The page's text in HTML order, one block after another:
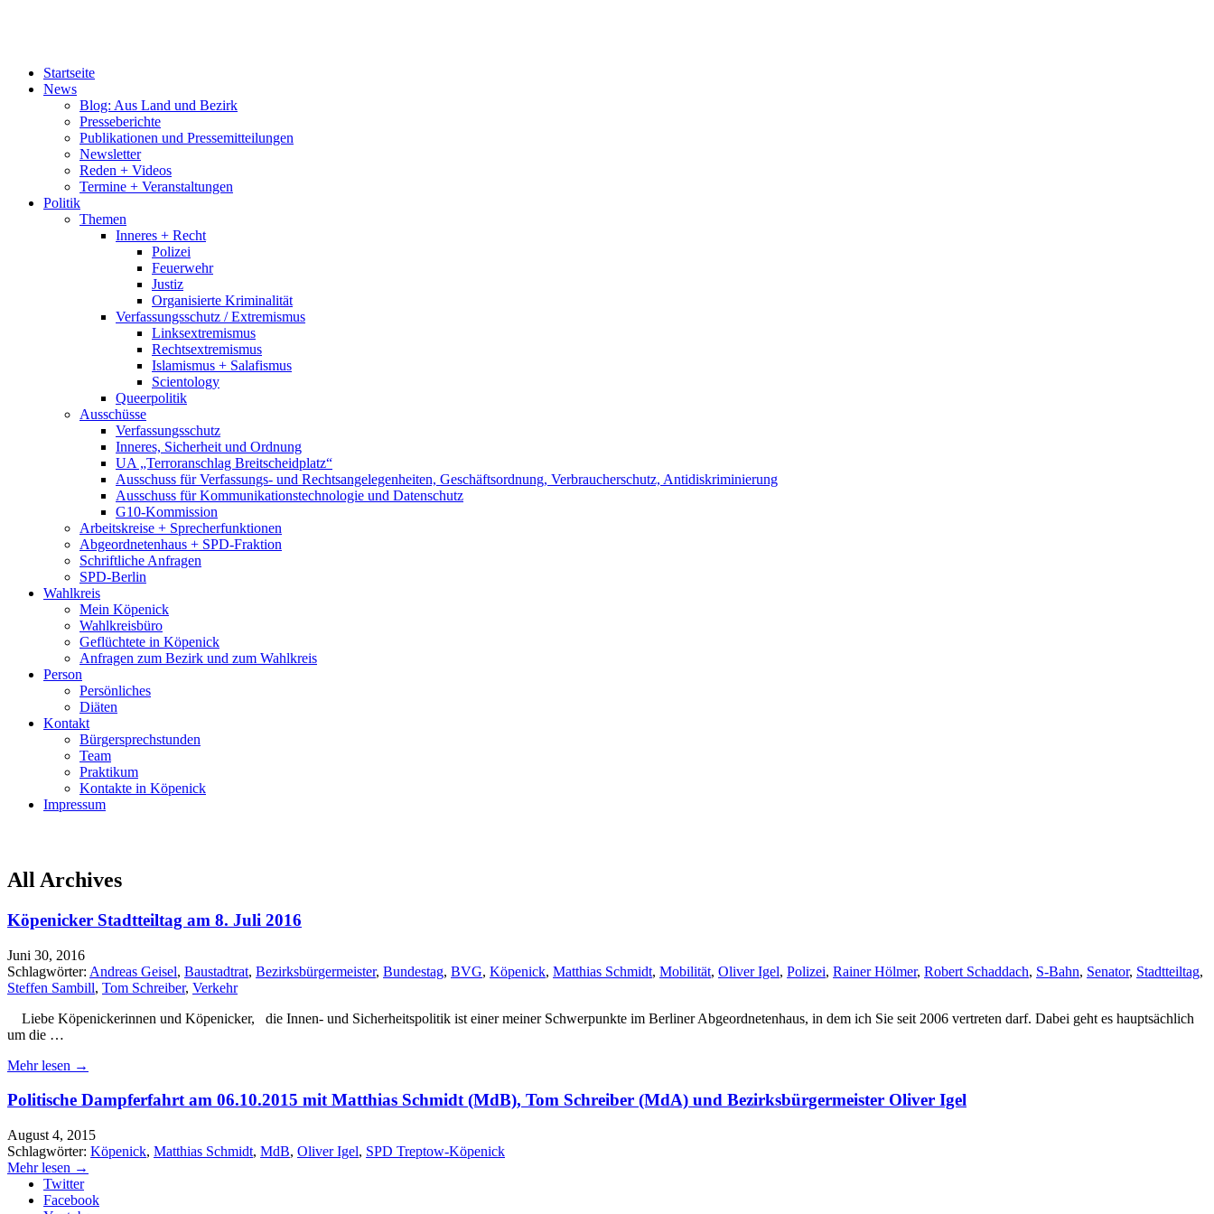
Startseite
News
Blog: Aus Land und Bezirk
Presseberichte
Publikationen und Pressemitteilungen
Newsletter
Reden + Videos
Termine + Veranstaltungen
Politik
Themen
Inneres + Recht
Polizei
Feuerwehr
Justiz
Organisierte Kriminalität
Verfassungsschutz / Extremismus
Linksextremismus
Rechtsextremismus
Islamismus + Salafismus
Scientology
Queerpolitik
Ausschüsse
Verfassungsschutz
Inneres, Sicherheit und Ordnung
UA „Terroranschlag Breitscheidplatz“
Ausschuss für Verfassungs- und Rechtsangelegenheiten, Geschäftsordnung, Verbraucherschutz, Antidiskriminierung
Ausschuss für Kommunikationstechnologie und Datenschutz
G10-Kommission
Arbeitskreise + Sprecherfunktionen
Abgeordnetenhaus + SPD-Fraktion
Schriftliche Anfragen
SPD-Berlin
Wahlkreis
Mein Köpenick
Wahlkreisbüro
Geflüchtete in Köpenick
Anfragen zum Bezirk und zum Wahlkreis
Person
Persönliches
Diäten
Kontakt
Bürgersprechstunden
Team
Praktikum
Kontakte in Köpenick
Impressum
All Archives
Köpenicker Stadtteiltag am 8. Juli 2016
Juni 30, 2016
Schlagwörter: Andreas Geisel, Baustadtrat, Bezirksbürgermeister, Bundestag, BVG, Köpenick, Matthias Schmidt, Mobilität, Oliver Igel, Polizei, Rainer Hölmer, Robert Schaddach, S-Bahn, Senator, Stadtteiltag,
Steffen Sambill, Tom Schreiber, Verkehr
Liebe Köpenickerinnen und Köpenicker, die Innen- und Sicherheitspolitik ist einer meiner Schwerpunkte im Berliner Abgeordnetenhaus, in dem ich Sie seit 2006 vertreten darf. Dabei geht es hauptsächlich
um die …
Mehr lesen →
Politische Dampferfahrt am 06.10.2015 mit Matthias Schmidt (MdB), Tom Schreiber (MdA) und Bezirksbürgermeister Oliver Igel
August 4, 2015
Schlagwörter: Köpenick, Matthias Schmidt, MdB, Oliver Igel, SPD Treptow-Köpenick
Mehr lesen →
Twitter
Facebook